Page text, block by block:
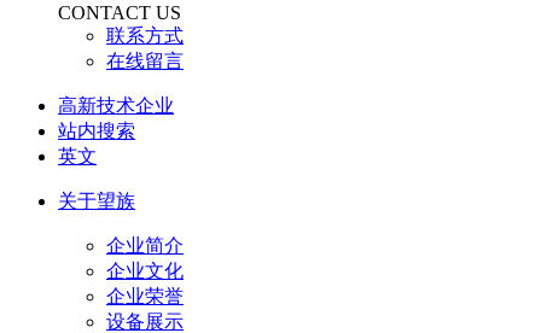
CONTACT US
联系方式
在线留言
高新技术企业
站内搜索
英文
关于望族
企业简介
企业文化
企业荣誉
设备展示